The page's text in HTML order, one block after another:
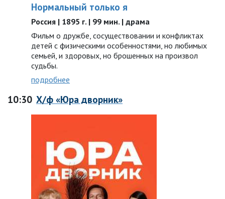
Нормальный только я
Россия | 1895 г. | 99 мин. | драма
Фильм о дружбе, сосуществовании и конфликтах
детей с физическими особенностями, но любимых
семьей, и здоровых, но брошенных на произвол
судьбы.
подробнее
10:30 Х/ф «Юра дворник»